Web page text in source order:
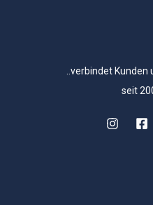
..verbindet
seit